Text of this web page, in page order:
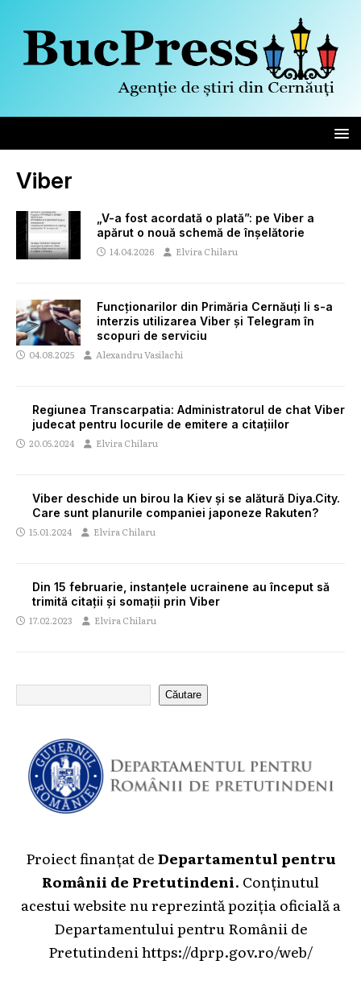
Viber
„V-a fost acordată o plată”: pe Viber a
apărut o nouă schemă de înșelătorie
14.04.2026 Elvira Chilaru
Funcționarilor din Primăria Cernăuți li s-a
interzis utilizarea Viber și Telegram în
scopuri de serviciu
04.08.2025 Alexandru Vasilachi
Regiunea Transcarpatia: Administratorul de chat Viber
judecat pentru locurile de emitere a citațiilor
20.05.2024 Elvira Chilaru
Viber deschide un birou la Kiev și se alătură Diya.City.
Care sunt planurile companiei japoneze Rakuten?
15.01.2024 Elvira Chilaru
Din 15 februarie, instanțele ucrainene au început să
trimită citații și somații prin Viber
17.02.2023 Elvira Chilaru
Căutare
Proiect finanțat deDepartamentul pentru
Românii de Pretutindeni. Conținutul
acestui website nu reprezintă poziția oficială a
Departamentului pentru Românii de
Pretutindeni https://dprp.gov.ro/web/